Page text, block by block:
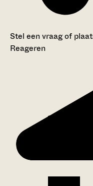
Stel een vraag of
Reageren